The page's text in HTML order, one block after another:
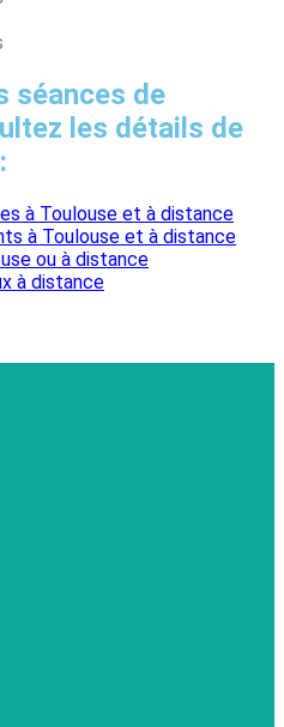
séances de
les détails de
à Toulouse et à distance
à Toulouse et à distance
ou à distance
à distance